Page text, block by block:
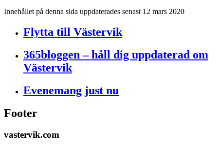
Innehållet på denna sida uppdaterades senast 12 mars 2020
Flytta till Västervik
365bloggen – håll dig uppdaterad om
Västervik
Evenemang just nu
Footer
vastervik.com